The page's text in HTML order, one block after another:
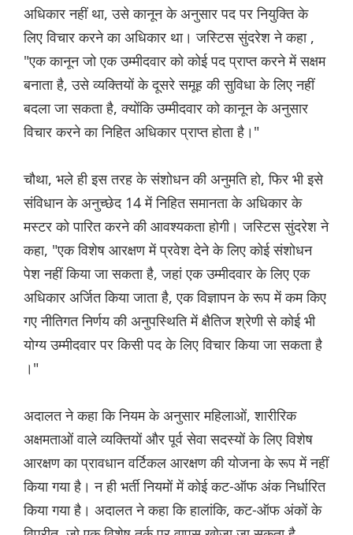
अधिकार नहीं था, उसे कानून के अनुसार पद पर नियुक्ति के
लिए विचार करने का अधिकार था। जस्टिस सुंदरेश ने कहा ,
"एक कानून जो एक उम्मीदवार को कोई पद प्राप्त करने में सक्षम
बनाता है, उसे व्यक्तियों के दूसरे समूह की सुविधा के लिए नहीं
बदला जा सकता है, क्योंकि उम्मीदवार को कानून के अनुसार
विचार करने का निहित अधिकार प्राप्त होता है।"
चौथा, भले ही इस तरह के संशोधन की अनुमति हो, फिर भी इसे
संविधान के अनुच्छेद 14 में निहित समानता के अधिकार के
मस्टर को पारित करने की आवश्यकता होगी। जस्टिस सुंदरेश ने
कहा, "एक विशेष आरक्षण में प्रवेश देने के लिए कोई संशोधन
पेश नहीं किया जा सकता है, जहां एक उम्मीदवार के लिए एक
अधिकार अर्जित किया जाता है, एक विज्ञापन के रूप में कम किए
गए नीतिगत निर्णय की अनुपस्थिति में क्षैतिज श्रेणी से कोई भी
योग्य उम्मीदवार पर किसी पद के लिए विचार किया जा सकता है
।"
अदालत ने कहा कि नियम के अनुसार महिलाओं, शारीरिक
अक्षमताओं वाले व्यक्तियों और पूर्व सेवा सदस्यों के लिए विशेष
आरक्षण का प्रावधान वर्टिकल आरक्षण की योजना के रूप में नहीं
किया गया है। न ही भर्ती नियमों में कोई कट-ऑफ अंक निर्धारित
किया गया है। अदालत ने कहा कि हालांकि, कट-ऑफ अंकों के